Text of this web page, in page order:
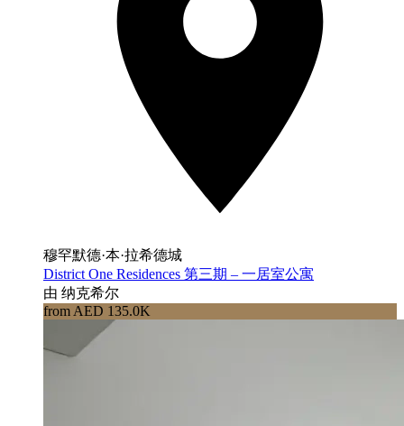
穆罕默德·本·拉希德城
District One Residences 第三期 – 一居室公寓
由 纳克希尔
from AED 135.0K